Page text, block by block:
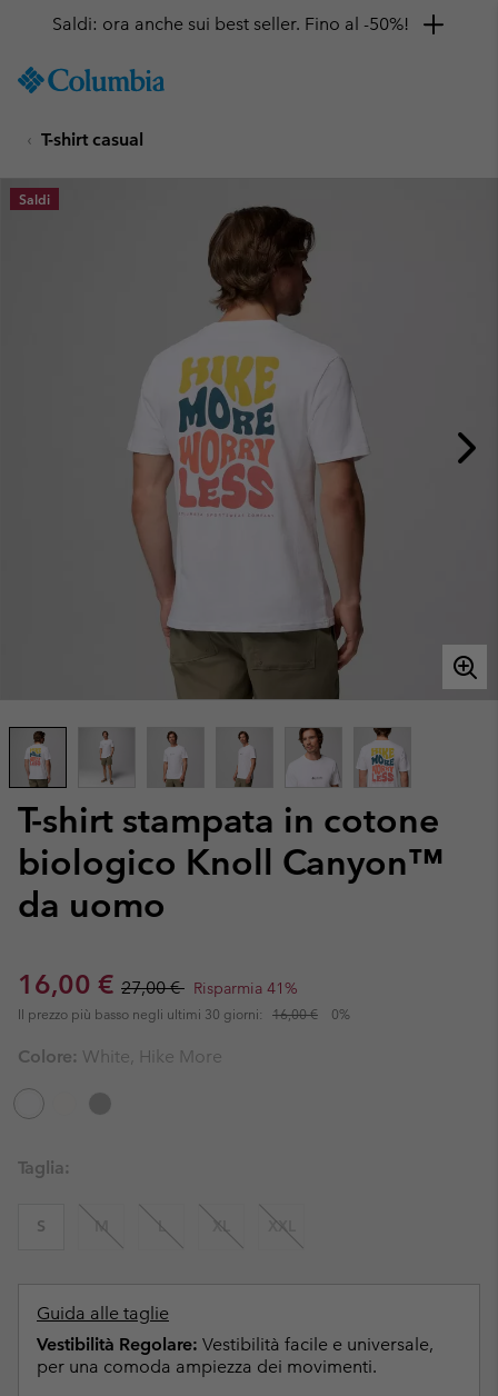
TO
SKIP
MAIN
NAV
Saldi: ora anche sui best seller. Fino al -50%!
T-shirt casual
T-shirt stampata in cotone
biologico Knoll Canyon™
da uomo
Sale price:
16,00 € Regular price:
27,00 € Risparmia 41%
Il prezzo più basso negli ultimi 30 giorni: 16,00 € 0%
Saldi
Colore: White, Hike More
Taglia:
S M L XL XXL
Guida alle taglie
Vestibilità Regolare: Vestibilità facile e universale,
per una comoda ampiezza dei movimenti.